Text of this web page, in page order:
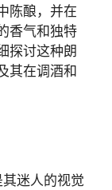
陈酿，并在
香气和独特
探讨这种朗
其在调酒和
迷人的视觉